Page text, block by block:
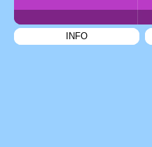
INFO